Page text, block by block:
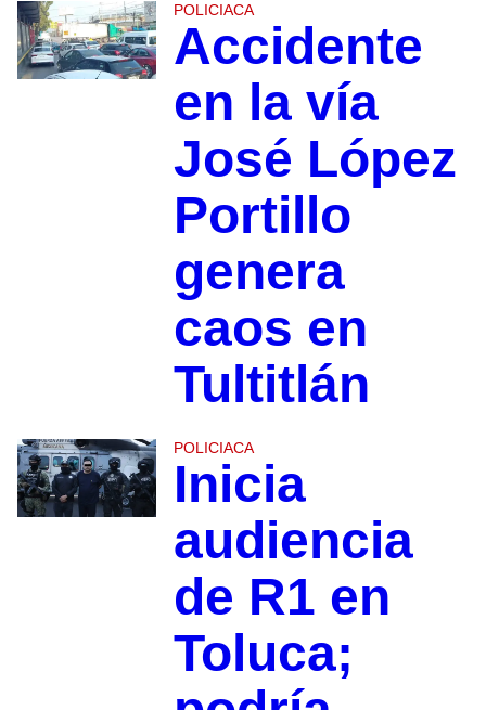
POLICIACA
Accidente
en la vía
José López
Portillo
genera
caos en
Tultitlán
POLICIACA
Inicia
audiencia
de R1 en
Toluca;